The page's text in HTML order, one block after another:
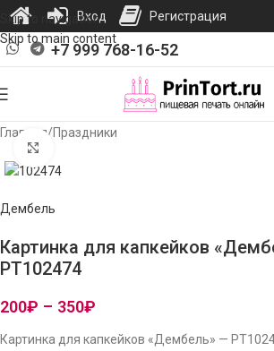
Skip to navigation
Skip to main content
+7 999 768-16-52
Главная/Праздники
Дембель
Картинка для капкейков
PT102474
200₽ – 350₽
Картинка для капкейков «Дембель» —
Вход Регистрация